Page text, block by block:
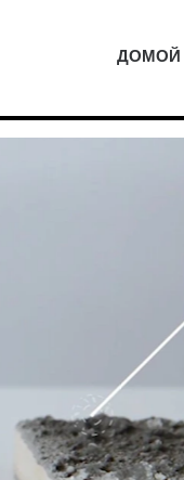
ДОМОЙ